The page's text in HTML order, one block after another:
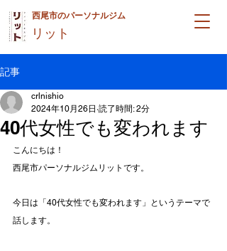
西尾市のパーソナルジム
リット
記事
40代女性でも変われます
crlnishio
2024年10月26日 読了時間: 2分
こんにちは！
西尾市パーソナルジムリットです。
今日は「40代女性でも変われます」というテーマで
話します。